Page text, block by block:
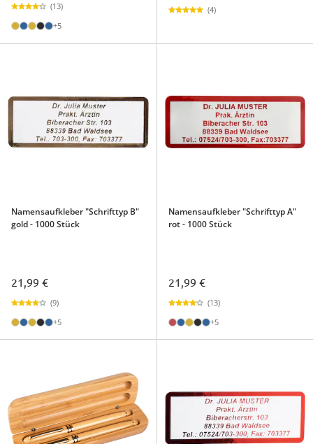
(13)
+5
(4)
Namensaufkleber "Schrifttyp B"
gold - 1000 Stück
21,99 €
(9)
+5
Namensaufkleber "Schrifttyp A"
rot - 1000 Stück
21,99 €
(13)
+5